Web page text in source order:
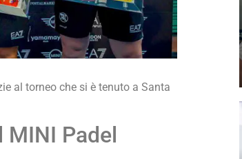
al torneo che si è tenuto a Santa
MINI Padel